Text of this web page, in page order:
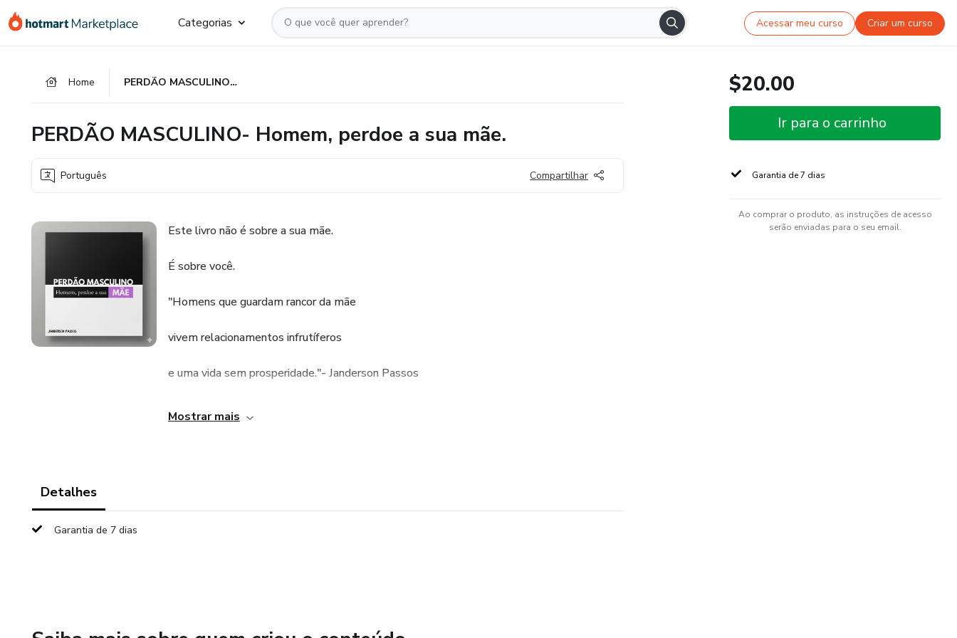
para
para
para
Categorias Acessar meu curso Criar um curso
Home PERDÃO MASCULINO- Homem, perdoe a sua mãe.
PERDÃO MASCULINO- Homem, perdoe a sua mãe.
Português Compartilhar
Este livro não é sobre a sua mãe.
É sobre você.
"Homens que guardam rancor da mãe
vivem relacionamentos infrutíferos
e uma vida sem prosperidade."- Janderson Passos
Enquanto você não perdoa, não escolhe.
Não é esquecer.
Mostrar mais
Detalhes
Garantia de 7 dias
$20.00
Ir para o carrinho
Garantia de 7 dias
Ao comprar o produto, as instruções de acesso
serão enviadas para o seu email.